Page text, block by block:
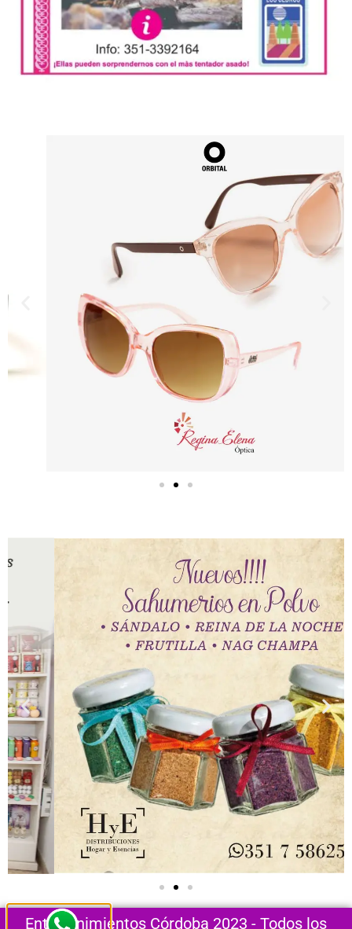
Entretenimientos Córdoba 2023 - Todos los